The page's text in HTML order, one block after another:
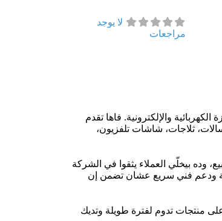
لا يوجد
مراجعات
والإلكترونية. فاها تقدم
ثلاجات، شاشات تلفزيون،
وده بيخلّي العملاء يثقوا في الشركة
ودعم فني سريع عشان تضمن إن
منتجات تدوم لفترة طويلة وتديك